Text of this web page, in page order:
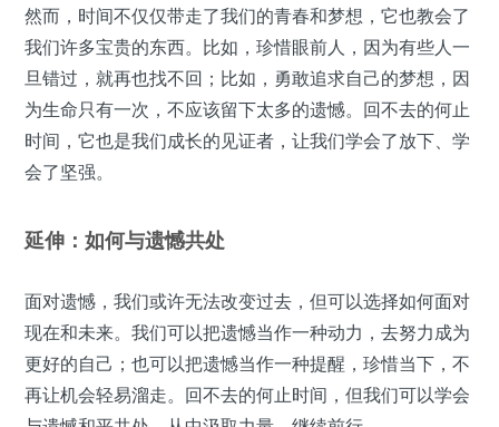
然而，时间不仅仅带走了我们的青春和梦想，它也教会了
我们许多宝贵的东西。比如，珍惜眼前人，因为有些人一
旦错过，就再也找不回；比如，勇敢追求自己的梦想，因
为生命只有一次，不应该留下太多的遗憾。回不去的何止
时间，它也是我们成长的见证者，让我们学会了放下、学
会了坚强。
延伸：如何与遗憾共处
面对遗憾，我们或许无法改变过去，但可以选择如何面对
现在和未来。我们可以把遗憾当作一种动力，去努力成为
更好的自己；也可以把遗憾当作一种提醒，珍惜当下，不
再让机会轻易溜走。回不去的何止时间，但我们可以学会